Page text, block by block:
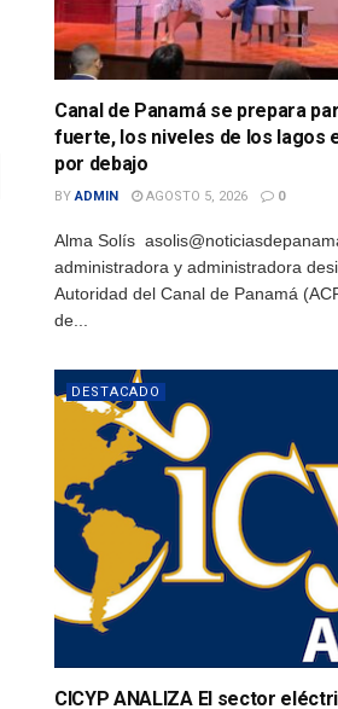
Canal de Panamá se prepara
fuerte, los niveles de los lagos
por debajo
BY ADMIN AGOSTO 5, 2026 0
Alma Solís
administradora y administradora
Autoridad del Canal de Panamá
de...
DESTACADO
CICYP ANALIZA El sector